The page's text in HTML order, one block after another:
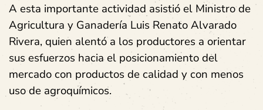
A esta importante actividad asistió el Ministro de
Agricultura y Ganadería Luis Renato Alvarado
Rivera, quien alentó a los productores a orientar
sus esfuerzos hacia el posicionamiento del
mercado con productos de calidad y con menos
uso de agroquímicos.